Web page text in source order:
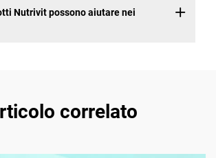
Nutrivit possono aiutare nei
correlato